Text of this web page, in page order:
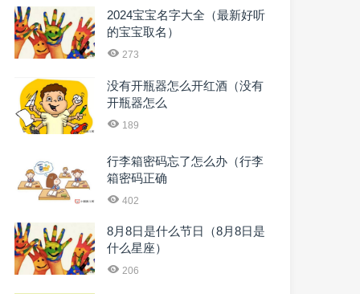
2024宝宝名字大全（最新好听
的宝宝取名）
273
没有开瓶器怎么开红酒（没有
开瓶器怎么
189
行李箱密码忘了怎么办（行李
箱密码正确
402
8月8日是什么节日（8月8日是
什么星座）
206